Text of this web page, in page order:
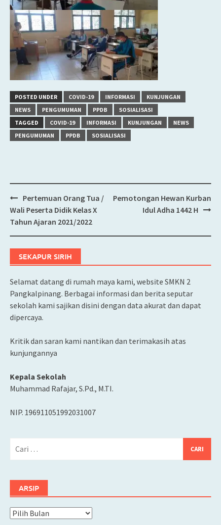
POSTED UNDER COVID-19 INFORMASI
KUNJUNGAN
NEWS
PENGUMUMAN PPDB
SOSIALISASI
TAGGED
COVID-19 INFORMASI KUNJUNGAN
NEWS
PENGUMUMAN
PPDB SOSIALISASI
Post
navigation
Pertemuan Orang Tua /
Wali Peserta Didik Kelas X
Tahun Ajaran 2021/2022
Pemotongan Hewan Kurban
Idul Adha 1442 H
SEKAPUR SIRIH
Selamat datang di rumah maya kami, website SMKN 2
Pangkalpinang. Berbagai informasi dan berita seputar
sekolah kami sajikan disini dengan data akurat dan dapat
dipercaya.
Kritik dan saran kami nantikan dan terimakasih atas
kunjungannya
Kepala Sekolah
Muhammad Rafajar, S.Pd., M.TI.
NIP. 196911051992031007
ARSIP
Arsip